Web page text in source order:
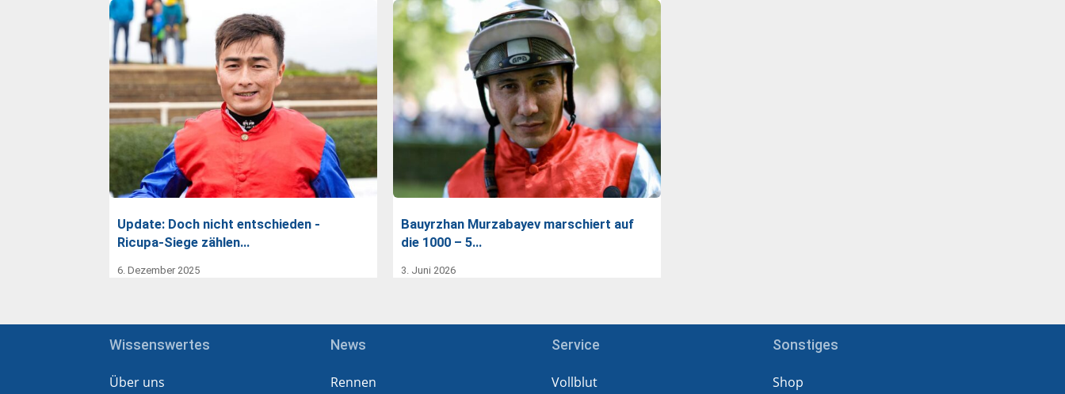
Update: Doch nicht entschieden -
Ricupa-Siege zählen…
6. Dezember 2025
Bauyrzhan Murzabayev marschiert auf
die 1000 – 5…
3. Juni 2026
Wissenswertes
Über uns
News
Rennen
Service
Vollblut
Sonstiges
Shop